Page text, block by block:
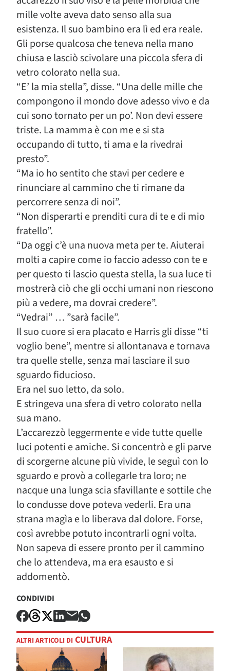
mille volte aveva dato senso alla sua
esistenza. Il suo bambino era lì ed era reale.
Gli porse qualcosa che teneva nella mano
chiusa e lasciò scivolare una piccola sfera di
vetro colorato nella sua.
“E’ la mia stella”, disse. “Una delle mille che
compongono il mondo dove adesso vivo e da
cui sono tornato per un po’. Non devi essere
triste. La mamma è con me e si sta
occupando di tutto, ti ama e la rivedrai
presto”.
“Ma io ho sentito che stavi per cedere e
rinunciare al cammino che ti rimane da
percorrere senza di noi”.
“Non disperarti e prenditi cura di te e di mio
fratello”.
“Da oggi c’è una nuova meta per te. Aiuterai
molti a capire come io faccio adesso con te e
per questo ti lascio questa stella, la sua luce ti
mostrerà ciò che gli occhi umani non riescono
più a vedere, ma dovrai credere”.
“Vedrai” … ”sarà facile”.
Il suo cuore si era placato e Harris gli disse “ti
voglio bene”, mentre si allontanava e tornava
tra quelle stelle, senza mai lasciare il suo
sguardo fiducioso.
Era nel suo letto, da solo.
E stringeva una sfera di vetro colorato nella
sua mano.
L’accarezzò leggermente e vide tutte quelle
luci potenti e amiche. Si concentrò e gli parve
di scorgerne alcune più vivide, le seguì con lo
sguardo e provò a collegarle tra loro; ne
nacque una lunga scia sfavillante e sottile che
lo condusse dove poteva vederli. Era una
strana magìa e lo liberava dal dolore. Forse,
così avrebbe potuto incontrarli ogni volta.
Non sapeva di essere pronto per il cammino
che lo attendeva, ma era esausto e si
addomentò.
CONDIVIDI
ALTRI ARTICOLI DI CULTURA